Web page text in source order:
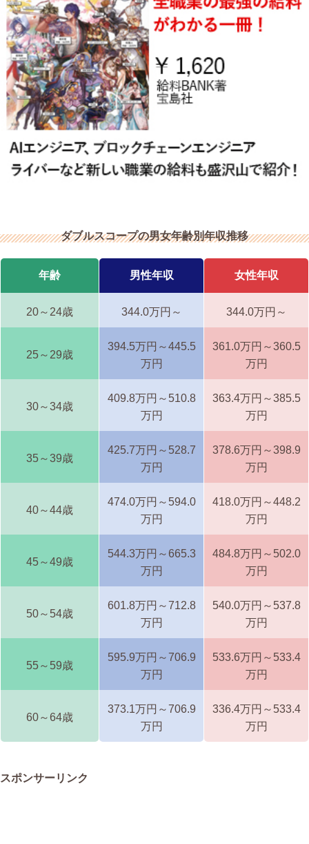
ダブルスコープの男女年齢別年収推移
年齢 男性年収 女性年収
20～24歳 344.0万円～ 344.0万円～
25～29歳
394.5万円～445.5
万円
361.0万円～360.5
万円
30～34歳
409.8万円～510.8
万円
363.4万円～385.5
万円
35～39歳
425.7万円～528.7
万円
378.6万円～398.9
万円
40～44歳
474.0万円～594.0
万円
418.0万円～448.2
万円
45～49歳
544.3万円～665.3
万円
484.8万円～502.0
万円
50～54歳
601.8万円～712.8
万円
540.0万円～537.8
万円
55～59歳
595.9万円～706.9
万円
533.6万円～533.4
万円
60～64歳
373.1万円～706.9
万円
336.4万円～533.4
万円
スポンサーリンク